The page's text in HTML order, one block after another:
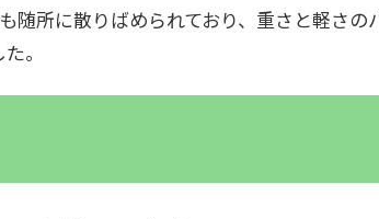
随所に散りばめられており、重さと軽さの
。